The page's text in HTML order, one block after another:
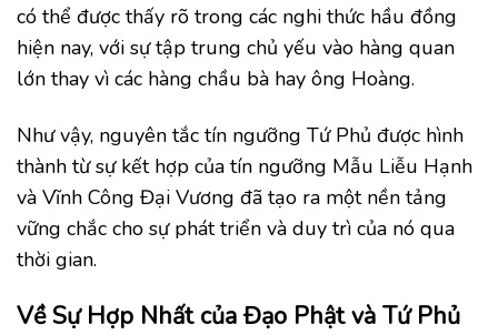
có thể được thấy rõ trong các nghi thức hầu đồng
hiện nay, với sự tập trung chủ yếu vào hàng quan
lớn thay vì các hàng chầu bà hay ông Hoàng.
Như vậy, nguyên tắc tín ngưỡng Tứ Phủ được hình
thành từ sự kết hợp của tín ngưỡng Mẫu Liễu Hạnh
và Vĩnh Công Đại Vương đã tạo ra một nền tảng
vững chắc cho sự phát triển và duy trì của nó qua
thời gian.
VềSự Hợp Nhất của Đạo Phật và Tứ Phủ